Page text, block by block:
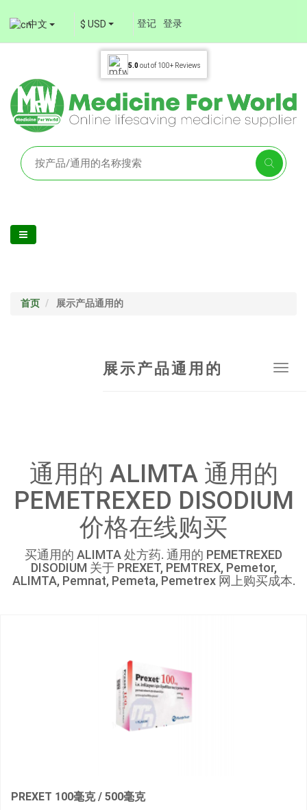
中文 $ USD 登记 登录
5.0out of 100+ Reviews
首页 展示产品通用的
展示产品通用的
通用的 ALIMTA 通用的
PEMETREXED DISODIUM
价格在线购买
买通用的 ALIMTA 处方药. 通用的 PEMETREXED
DISODIUM 关于 PREXET, PEMTREX, Pemetor,
ALIMTA, Pemnat, Pemeta, Pemetrex 网上购买成本.
PREXET 100毫克 / 500毫克